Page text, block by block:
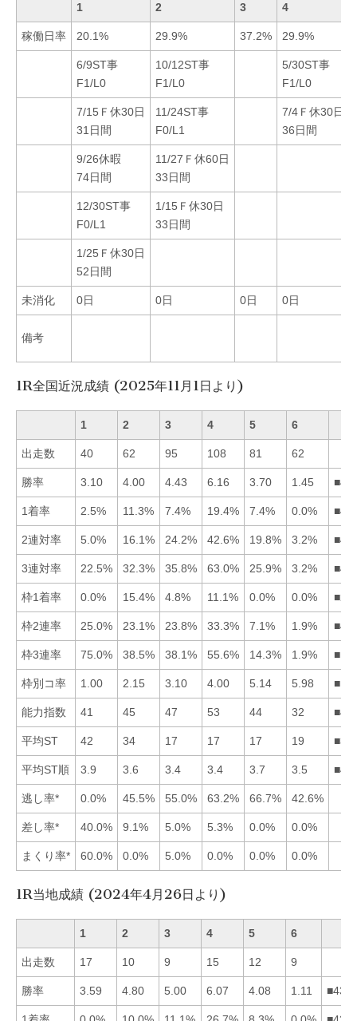
1 2 3 4
稼働日率 20.1% 29.9% 37.2% 29.9%
6/9ST事
F1/L0
10/12ST事
F1/L0
5/30ST事
F1/L0
7/15Ｆ休30日
31日間
11/24ST事
F0/L1
7/4Ｆ休30日
36日間
9/26休暇
74日間
11/27Ｆ休60日
33日間
12/30ST事
F0/L1
1/15Ｆ休30日
33日間
1/25Ｆ休30日
52日間
未消化 0日 0日 0日 0日
備考
1R全国近況成績 (2025年11月1日より)
1 2 3 4 5 6
出走数 40 62 95 108 81 62
勝率 3.10 4.00 4.43 6.16 3.70 1.45
1着率 2.5% 11.3% 7.4% 19.4% 7.4% 0.0%
2連対率 5.0% 16.1% 24.2% 42.6% 19.8% 3.2%
3連対率 22.5% 32.3% 35.8% 63.0% 25.9% 3.2%
枠1着率 0.0% 15.4% 4.8% 11.1% 0.0% 0.0%
枠2連率 25.0% 23.1% 23.8% 33.3% 7.1% 1.9%
枠3連率 75.0% 38.5% 38.1% 55.6% 14.3% 1.9%
枠別コ率 1.00 2.15 3.10 4.00 5.14 5.98
能力指数 41 45 47 53 44 32
平均ST 42 34 17 17 17 19
平均ST順 3.9 3.6 3.4 3.4 3.7 3.5
逃し率* 0.0% 45.5% 55.0% 63.2% 66.7% 42.6%
差し率* 40.0% 9.1% 5.0% 5.3% 0.0% 0.0%
まくり率* 60.0% 0.0% 5.0% 0.0% 0.0% 0.0%
1R当地成績 (2024年4月26日より)
1 2 3 4 5 6
出走数 17 10 9 15 12 9
勝率 3.59 4.80 5.00 6.07 4.08 1.11